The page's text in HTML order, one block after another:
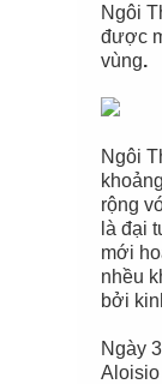
Ngôi
được
vùng.
Ngôi
rộng
là đại
mới
nhều
bởi
Ngày
Aloisio